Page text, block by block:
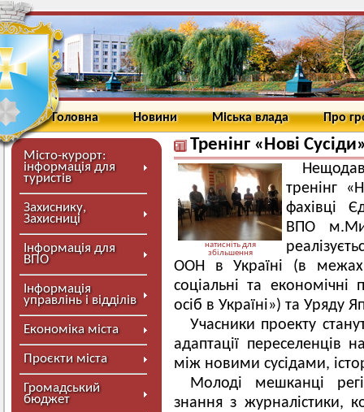
Головна Новини Міська влада Про
Місто-курорт:
інформація для
туристів
Захиснику,
Захисниці
Інформація для
ВПО
Інформація
управлінь і відділів
Економіка міста
Проєкти міста
Громадський
бюджет
Тренінг «Нові
натисніть для
збільшення
тренінг
фахівці
ВПО
ООН в Україні (в
соціальні та
осіб в Україні») та Уряду
Учасники проекту
адаптації переселенців
між новими сусідами,
Молоді мешканці
знання з журналістики,